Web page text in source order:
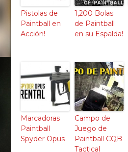
Pistolas de
Paintball en
Acción!
1,200 Bolas
de Paintball
en su Espalda!
Marcadoras
Paintball
Spyder Opus
Campo de
Juego de
Paintball CQB
Tactical